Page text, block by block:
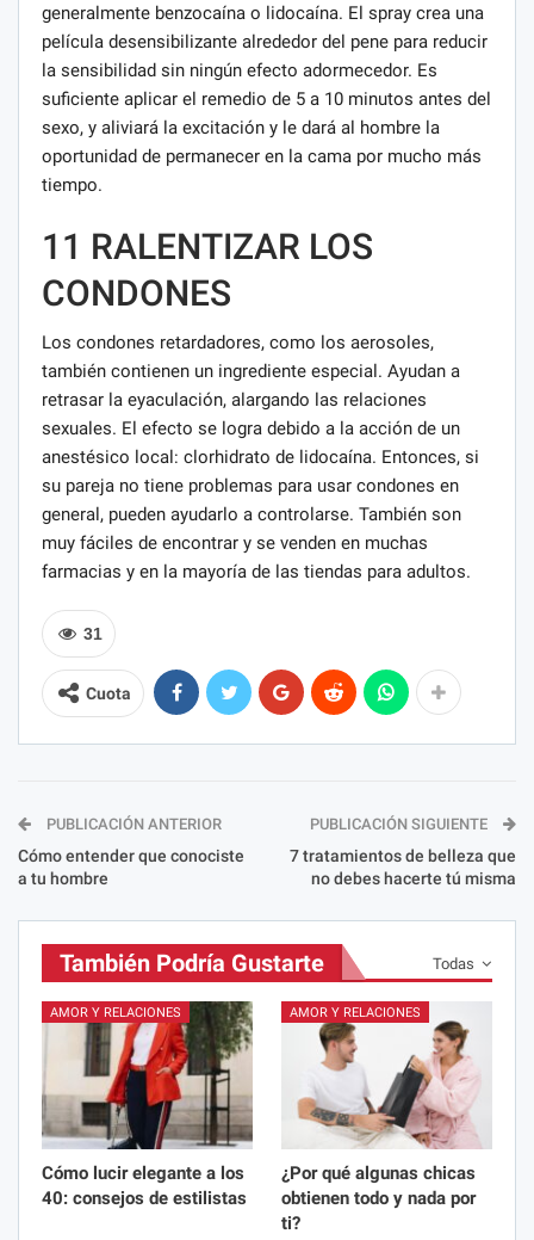
generalmente benzocaína o lidocaína. El spray crea una
película desensibilizante alrededor del pene para reducir
la sensibilidad sin ningún efecto adormecedor. Es
suficiente aplicar el remedio de 5 a 10 minutos antes del
sexo, y aliviará la excitación y le dará al hombre la
oportunidad de permanecer en la cama por mucho más
tiempo.
11 RALENTIZAR LOS
CONDONES
Los condones retardadores, como los aerosoles,
también contienen un ingrediente especial. Ayudan a
retrasar la eyaculación, alargando las relaciones
sexuales. El efecto se logra debido a la acción de un
anestésico local: clorhidrato de lidocaína. Entonces, si
su pareja no tiene problemas para usar condones en
general, pueden ayudarlo a controlarse. También son
muy fáciles de encontrar y se venden en muchas
farmacias y en la mayoría de las tiendas para adultos.
31
Cuota
PUBLICACIÓN ANTERIOR
Cómo entender que conociste
a tu hombre
PUBLICACIÓN SIGUIENTE
7 tratamientos de belleza que
no debes hacerte tú misma
Todas
También Podría Gustarte
AMOR Y RELACIONES
Cómo lucir elegante a los
40: consejos de estilistas
AMOR Y RELACIONES
¿Por qué algunas chicas
obtienen todo y nada por
ti?